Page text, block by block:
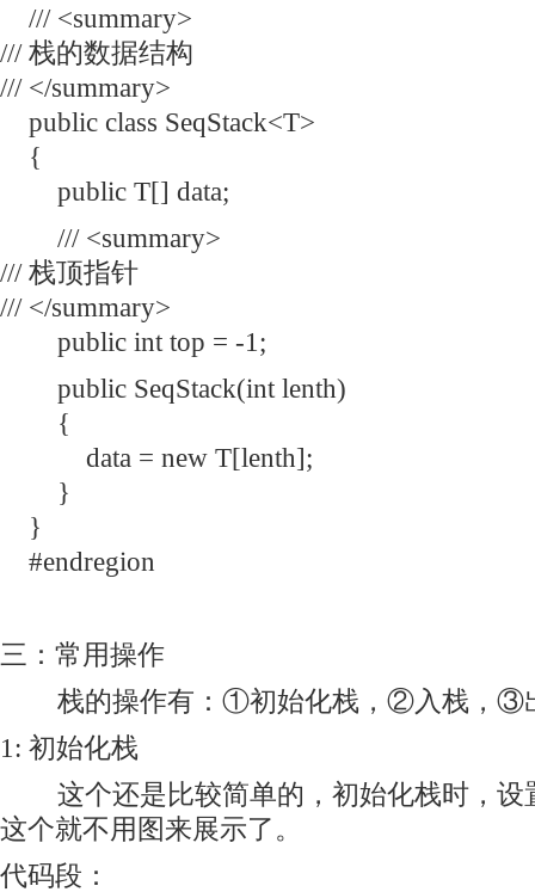
/// <summary>
/// 栈的数据结构
/// </summary>
public class SeqStack<T>
{
public T[] data;
/// <summary>
/// 栈顶指针
/// </summary>
public int top = -1;
public SeqStack(int lenth)
{
data = new T[lenth];
}
}
#endregion
三：常用操作
栈的操作有：①初始化栈，②入栈，③
1: 初始化栈
这个还是比较简单的，初始化栈时，设
这个就不用图来展示了。
代码段：